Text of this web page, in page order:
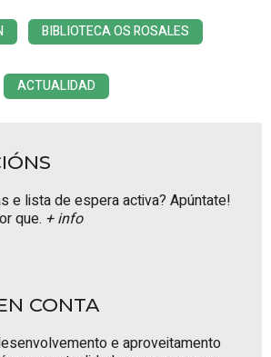
BIBLIOTECA OS ROSALES
ACTUALIDAD
e lista de espera activa? Apúntate!
que. + info
CONTA
e aproveitamento